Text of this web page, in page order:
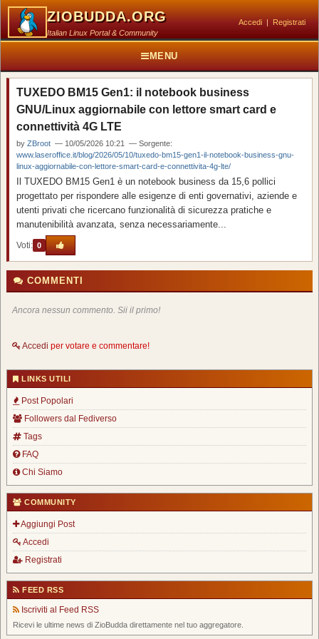
ZIOBUDDA.ORG
Italian Linux Portal & Community
Accedi | Registrati
MENU
TUXEDO BM15 Gen1: il notebook business
GNU/Linux aggiornabile con lettore smart card e
connettività 4G LTE
by ZBroot — 10/05/2026 10:21 — Sorgente:
www.laseroffice.it/blog/2026/05/10/tuxedo-bm15-gen1-il-notebook-business-gnu-
linux-aggiornabile-con-lettore-smart-card-e-connettivita-4g-lte/
Il TUXEDO BM15 Gen1 è un notebook business da 15,6 pollici
progettato per rispondere alle esigenze di enti governativi, aziende e
utenti privati che ricercano funzionalità di sicurezza pratiche e
manutenibilità avanzata, senza necessariamente...
Voti: 0
COMMENTI
Ancora nessun commento. Sii il primo!
Accedi per votare e commentare!
LINKS UTILI
Post Popolari
Followers dal Fediverso
Tags
FAQ
Chi Siamo
COMMUNITY
Aggiungi Post
Accedi
Registrati
FEED RSS
Iscriviti al Feed RSS
Ricevi le ultime news di ZioBudda direttamente nel tuo aggregatore.